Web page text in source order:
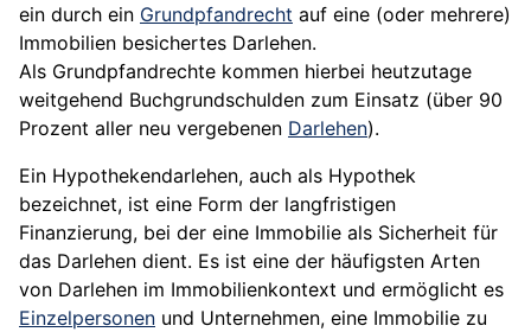
ein durch ein Grundpfandrecht auf eine (oder mehrere)
Immobilien besichertes Darlehen.
Als Grundpfandrechte kommen hierbei heutzutage
weitgehend Buchgrundschulden zum Einsatz (über 90
Prozent aller neu vergebenen Darlehen).
Ein Hypothekendarlehen, auch als Hypothek
bezeichnet, ist eine Form der langfristigen
Finanzierung, bei der eine Immobilie als Sicherheit für
das Darlehen dient. Es ist eine der häufigsten Arten
von Darlehen im Immobilienkontext und ermöglicht es
Einzelpersonen und Unternehmen, eine Immobilie zu